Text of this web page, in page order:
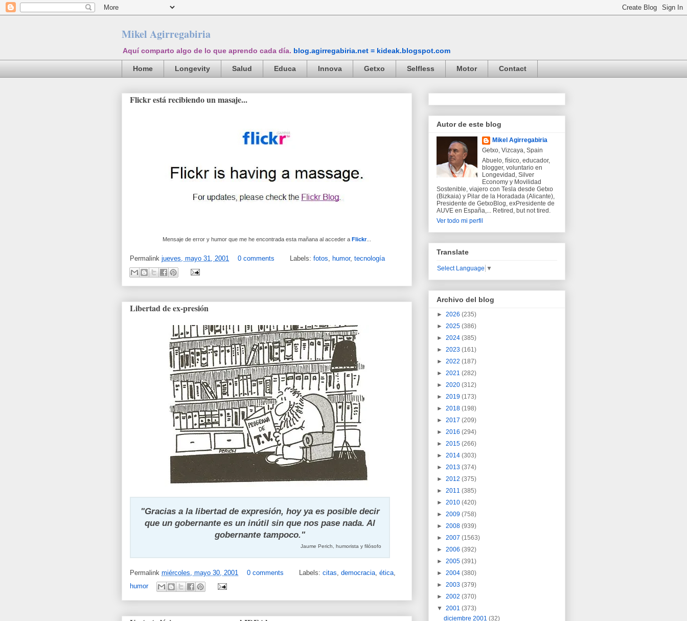
Mikel Agirregabiria
Aquí comparto algo de lo que aprendo cada día. blog.agirregabiria.net = kideak.blogspot.com
Home Longevity Salud Educa Innova Getxo Selfless Motor Contact
Flickr está recibiendo un masaje...
Mensaje de error y humor que me he encontrada esta mañana al acceder a Flickr...
Permalink jueves, mayo 31, 2001 0 comments Labels: fotos, humor, tecnología
Libertad de ex-presión
"Gracias a la libertad de expresión, hoy ya es posible decir
que un gobernante es un inútil sin que nos pase nada. Al
gobernante tampoco."
Jaume Perich, humorista y filósofo
Permalink miércoles, mayo 30, 2001 0 comments Labels: citas, democracia, ética,
humor
Autor de este blog
Mikel Agirregabiria
Getxo, Vizcaya, Spain
Abuelo, físico, educador,
blogger, voluntario en
Longevidad, Silver
Economy y Movilidad
Sostenible, viajero con Tesla desde Getxo
(Bizkaia) y Pilar de la Horadada (Alicante),
Presidente de GetxoBlog, exPresidente de
AUVE en España,... Retired, but not tired.
Ver todo mi perfil
Translate
Select Language ▼
Archivo del blog
► 2026 (235)
► 2025 (386)
► 2024 (385)
► 2023 (161)
► 2022 (187)
► 2021 (282)
► 2020 (312)
► 2019 (173)
► 2018 (198)
► 2017 (209)
► 2016 (294)
► 2015 (266)
► 2014 (303)
► 2013 (374)
► 2012 (375)
► 2011 (385)
► 2010 (420)
► 2009 (758)
► 2008 (939)
► 2007 (1563)
► 2006 (392)
► 2005 (391)
► 2004 (380)
► 2003 (379)
► 2002 (370)
▼ 2001 (373)
diciembre 2001(32)